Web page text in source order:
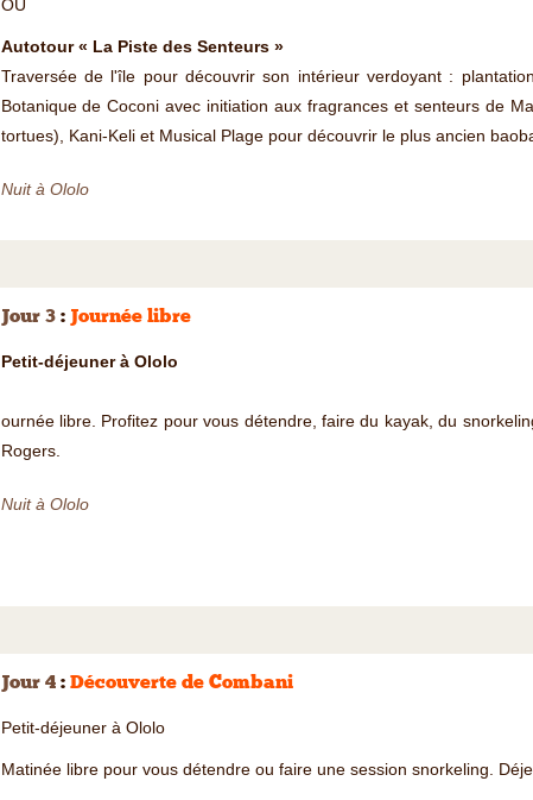
OU
Autotour « La Piste des Senteurs »
Traversée de l'île pour découvrir son intérieur verdoyant :
Botanique de Coconi avec initiation aux fragrances et senteurs de
tortues), Kani-Keli et Musical Plage pour découvrir le plus ancien
Nuit à Ololo
Jour 3: Journée libre
Petit-déjeuner à Ololo
ournée libre. Profitez pour vous détendre, faire du kayak, du
Rogers.
Nuit à Ololo
Jour 4: Découverte de Combani
Petit-déjeuner à Ololo
Matinée libre pour vous détendre ou faire une session snorkeling.